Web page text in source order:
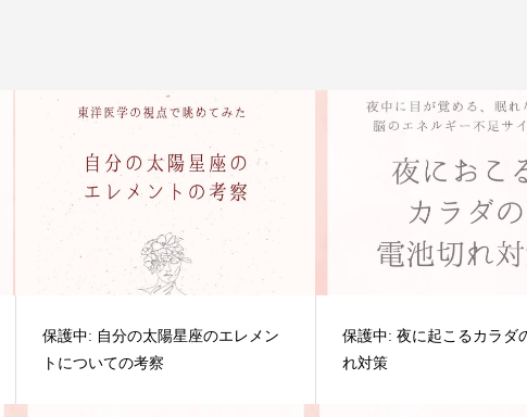
保護中: 自分の太陽星座のエレメン
トについての考察
保護中: 夜に起こるカラダ
れ対策